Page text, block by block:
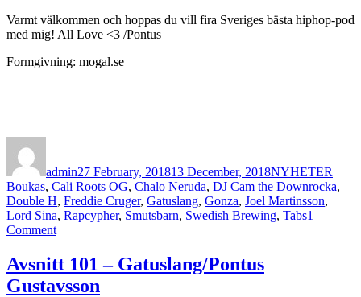
Varmt välkommen och hoppas du vill fira Sveriges bästa hiphop-pod
med mig! All Love <3 /Pontus
Formgivning: mogal.se
admin27 February, 201813 December, 2018NYHETER
Boukas, Cali Roots OG, Chalo Neruda, DJ Cam the Downrocka,
Double H, Freddie Cruger, Gatuslang, Gonza, Joel Martinsson,
Lord Sina, Rapcypher, Smutsbarn, Swedish Brewing, Tabs1
Commenton
säsongspremiär
och
efterfest
Avsnitt 101 – Gatuslang/Pontus
Gustavsson